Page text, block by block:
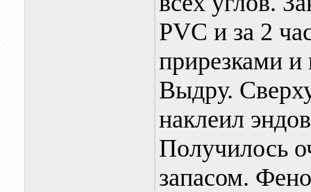
PVC и за 2
прирезками и
Выдру.
наклеил
Получилось
запасом.